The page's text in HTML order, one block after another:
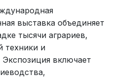
выставка объединяет
тысячи аграриев,
техники и
включает